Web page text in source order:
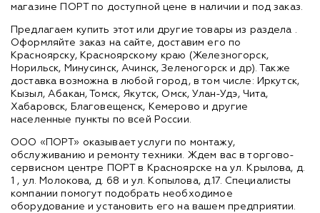
магазине ПОРТ по доступной цене в наличии и под заказ.
Предлагаем купить этот или другие товары из раздела
Оформляйте заказ на сайте, доставим его по
Красноярску, Красноярскому краю (Железногорск,
Норильск, Минусинск, Ачинск, Зеленогорск и др). Также
доставка возможна в любой город, в том числе: Иркутск,
Кызыл, Абакан, Томск, Якутск, Омск, Улан-Удэ, Чита,
Хабаровск, Благовещенск, Кемерово и другие
населенные пункты по всей России.
ООО «ПОРТ» оказывает услуги по монтажу,
обслуживанию и ремонту техники. Ждем вас в торгово-
сервисном центре ПОРТ в Красноярске на ул. Крылова, д.
1 , ул. Молокова, д. 68 и ул. Копылова, д.17. Специалисты
компании помогут подобрать необходимое
оборудование и установить его на вашем предприятии.